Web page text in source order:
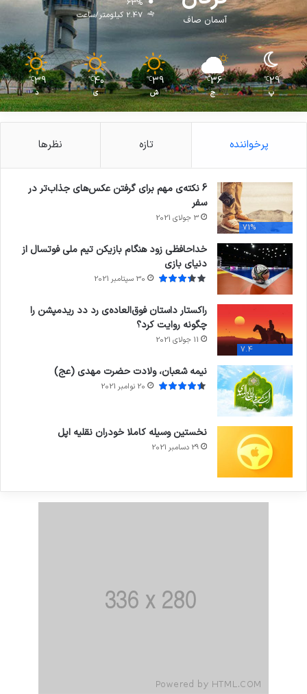
آسمان صاف
63%
2.47 کیلومتر/ساعت
29
℃
پ
36
℃
ج
39
℃
ش
40
℃
ی
39
℃
د
پرخواننده تازه نظرها
71%
6 نکته‌ی مهم برای گرفتن عکس‌های جذاب‌تر در
سفر
3 جولای 2021
خداحافظی زود هنگام بازیکن تیم ملی فوتسال از
دنیای بازی
30 سپتامبر 2021
7.4
راکستار داستان فوق‌العاده‌ی رد دد ریدمپشن را
چگونه روایت کرد؟
11 جولای 2021
نیمه شعبان، ولادت حضرت مهدی (عج)
20 نوامبر 2021
نخستین وسیله کاملا خودران نقلیه اپل
29 دسامبر 2021